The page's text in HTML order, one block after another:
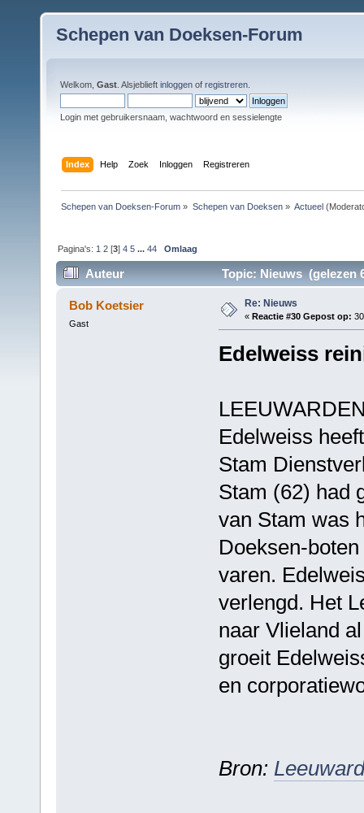
Schepen van Doeksen-Forum
Welkom, Gast . Alsjeblieft inloggen of registreren
Login met gebruikersnaam, wachtwoord en sessielengte
Index Help Zoek Inloggen Registreren
Schepen van Doeksen-Forum » Schepen van Doeksen» Actueel
Pagina's: 1 2 [3]4 5 ...44 Omlaag
Auteur Topic: Nieuws (gelezen
Bob Koetsier
Gast
Re: Nieuws
« Reactie #30 Gepost op:
Edelweiss
Edelweiss
Stam
Stam (62) had
van Stam was
Doeksen-
varen.
verlengd. Het
naar Vlieland
groeit
en
Bron: